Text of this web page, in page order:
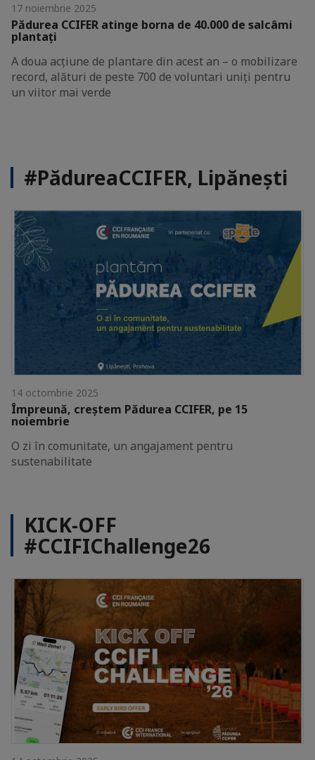
17 noiembrie 2025
Pădurea CCIFER atinge borna de 40.000 de salcâmi
plantați
A doua acțiune de plantare din acest an – o mobilizare
record, alături de peste 700 de voluntari uniți pentru
un viitor mai verde
#PădureaCCIFER, Lipănești
14 octombrie 2025
Împreună, creștem Pădurea CCIFER, pe 15
noiembrie
O zi în comunitate, un angajament pentru
sustenabilitate
KICK-OFF
#CCIFIChallenge26